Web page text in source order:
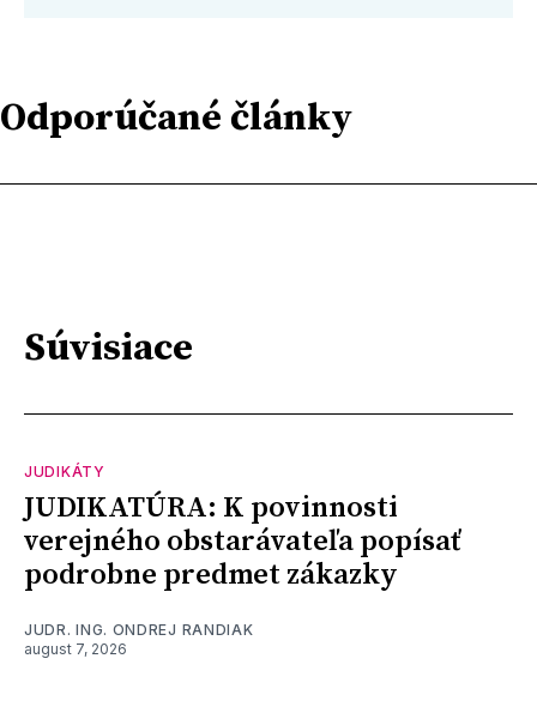
Odporúčané články
Súvisiace
JUDIKÁTY
JUDIKATÚRA: K povinnosti
verejného obstarávateľa popísať
podrobne predmet zákazky
JUDR. ING. ONDREJ RANDIAK
august 7, 2026